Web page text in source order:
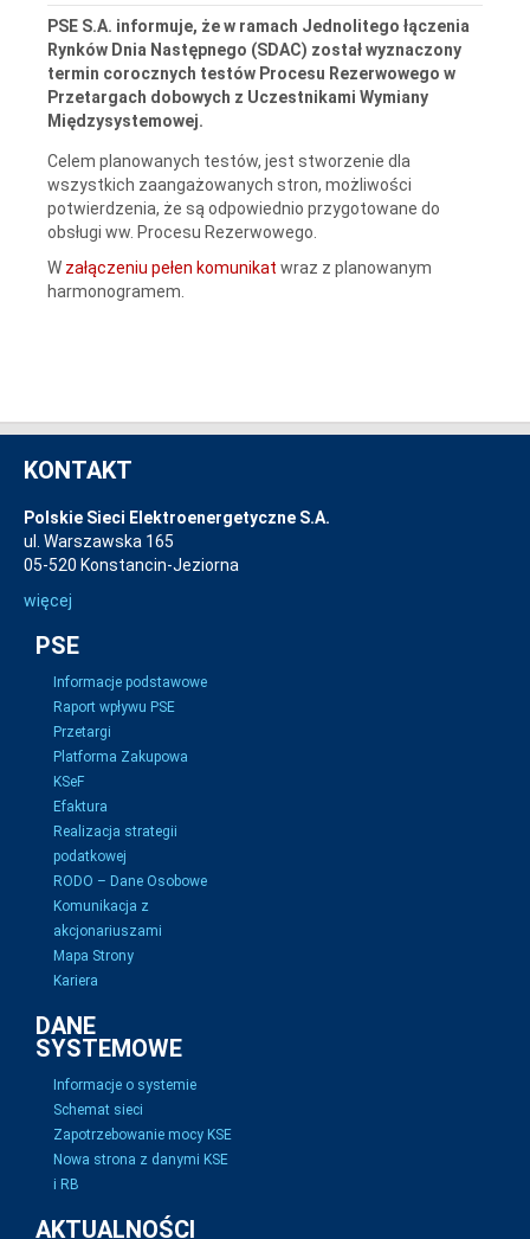
PSE S.A. informuje, że w ramach Jednolitego łączenia
Rynków Dnia Następnego (SDAC) został wyznaczony
termin corocznych testów Procesu Rezerwowego w
Przetargach dobowych z Uczestnikami Wymiany
Międzysystemowej.
Celem planowanych testów, jest stworzenie dla
wszystkich zaangażowanych stron, możliwości
potwierdzenia, że są odpowiednio przygotowane do
obsługi ww. Procesu Rezerwowego.
W załączeniu pełen komunikat wraz z planowanym
harmonogramem.
KONTAKT
Polskie Sieci Elektroenergetyczne S.A.
ul. Warszawska 165
05-520 Konstancin-Jeziorna
więcej
PSE
Informacje podstawowe
Raport wpływu PSE
Przetargi
Platforma Zakupowa
KSeF
Efaktura
Realizacja strategii
podatkowej
RODO – Dane Osobowe
Komunikacja z
akcjonariuszami
Mapa Strony
Kariera
DANE
SYSTEMOWE
Informacje o systemie
Schemat sieci
Zapotrzebowanie mocy KSE
Nowa strona z danymi KSE
i RB
AKTUALNOŚCI